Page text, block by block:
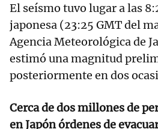
El seísmo tuvo lugar a las
japonesa (23:25 GMT del
Agencia Meteorológica de
estimó una magnitud
posteriormente en dos
Cerca de dos millones de
en Japón órdenes de